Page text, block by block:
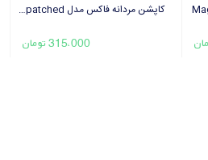
کاپشن مردانه فاکس مدل Dispatched
315،000 تومان